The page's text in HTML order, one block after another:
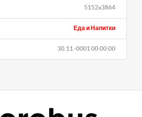
5152x3864
Еда и Напитки
30.11.-0001 00:00:00